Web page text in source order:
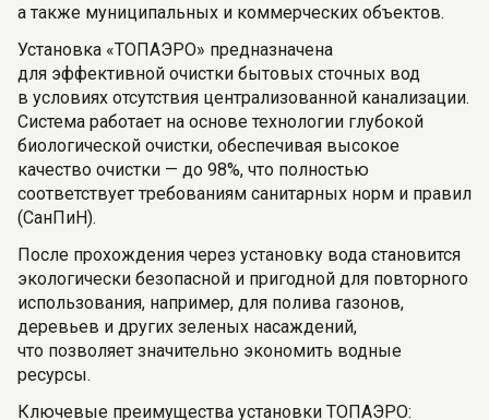
а также муниципальных и коммерческих объектов.
Установка «ТОПАЭРО» предназначена
для эффективной очистки бытовых сточных вод
в условиях отсутствия централизованной канализации.
Система работает на основе технологии глубокой
биологической очистки, обеспечивая высокое
качество очистки — до 98%, что полностью
соответствует требованиям санитарных норм и правил
(СанПиН).
После прохождения через установку вода становится
экологически безопасной и пригодной для повторного
использования, например, для полива газонов,
деревьев и других зеленых насаждений,
что позволяет значительно экономить водные
ресурсы.
Ключевые преимущества установки ТОПАЭРО: